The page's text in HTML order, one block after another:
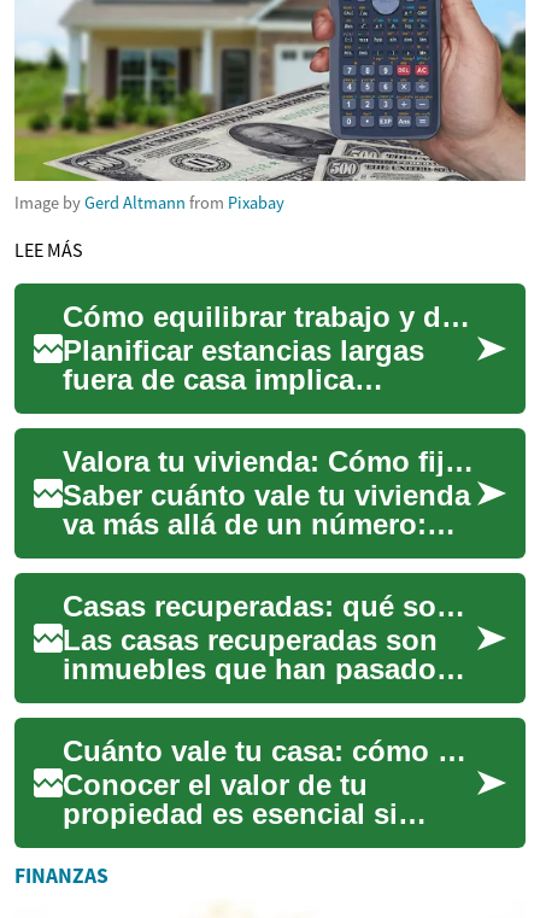
Image byGerd Altmann from Pixabay
LEE MÁS
Cómo equilibrar trabajo y descanso durante estancias extendidas fuera de casa
Planificar estancias largas
fuera de casa implica
coordinar obligaciones
laborales con momentos de
descanso. Este bre...
Valora tu vivienda: Cómo fijar el precio correcto de tu casa
Saber cuánto vale tu vivienda
va más allá de un número:
refleja inversiones, mejoras y
recuerdos. Ya sea que
pienses ...
Casas recuperadas: qué son y cómo funcionan
Las casas recuperadas son
inmuebles que han pasado
de manos de un particular a
la entidad que prestó el
crédito, gene...
Cuánto vale tu casa: cómo calcularlo y por qué importa
Conocer el valor de tu
propiedad es esencial si
piensas vender, refinanciar o
simplemente evaluar tu
patrimonio. En e...
FINANZAS